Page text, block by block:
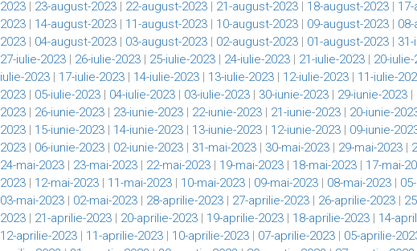
2023 | 23-august-2023 | 22-august-2023 | 21-august-2023 | 18-august-2023 |
2023 | 14-august-2023 | 11-august-2023 | 10-august-2023 | 09-august-2023 |
2023 | 04-august-2023 | 03-august-2023 | 02-august-2023 | 01-august-2023 |
27-iulie-2023 | 26-iulie-2023 | 25-iulie-2023 | 24-iulie-2023 | 21-iulie-2023 | 20-
iulie-2023 | 17-iulie-2023 | 14-iulie-2023 | 13-iulie-2023 | 12-iulie-2023 | 11-iulie-
2023 | 05-iulie-2023 | 04-iulie-2023 | 03-iulie-2023 | 30-iunie-2023 | 29-iunie-2023 |
2023 | 26-iunie-2023 | 23-iunie-2023 | 22-iunie-2023 | 21-iunie-2023 | 20-iunie-
2023 | 15-iunie-2023 | 14-iunie-2023 | 13-iunie-2023 | 12-iunie-2023 | 09-iunie-
2023 | 06-iunie-2023 | 02-iunie-2023 | 31-mai-2023 | 30-mai-2023 | 29-mai-2023 |
24-mai-2023 | 23-mai-2023 | 22-mai-2023 | 19-mai-2023 | 18-mai-2023 | 17-mai-
2023 | 12-mai-2023 | 11-mai-2023 | 10-mai-2023 | 09-mai-2023 | 08-mai-2023 |
03-mai-2023 | 02-mai-2023 | 28-aprilie-2023 | 27-aprilie-2023 | 26-aprilie-2023 |
2023 | 21-aprilie-2023 | 20-aprilie-2023 | 19-aprilie-2023 | 18-aprilie-2023 | 14-
12-aprilie-2023 | 11-aprilie-2023 | 10-aprilie-2023 | 07-aprilie-2023 | 05-aprilie-